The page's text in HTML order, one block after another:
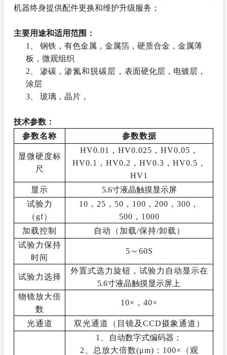
机器终身提供配件更换和维护升级服务；
主要用途和适用范围：
1、 钢铁，有色金属，金属箔，硬质合金，金属薄
板，微观组织
2、 渗碳， 渗氮和脱碳层， 表面硬化层，电镀层，
涂层
3、 玻璃，晶片，
技术参数：
参数名称
参数数据
显微硬度标
尺
HV0.01 ， HV0.025 ， HV0.05 ，
HV0.1
， HV0.2 ， HV0.3 ， HV0.5 ，
HV1
显示
5.6寸液晶触摸显示屏
试验力
（ gf）
10，25，50，100，200，300，
500，1000
加载控制
自动（加载/保持/卸载）
试验力保持
时间
5～60S
试验力选择
外置式选力旋钮，试验力自动显示在
5.6寸液晶触摸显示屏 上
物镜放大倍
数
10×，40×
光通道 双光通道（目镜及 CCD摄象通道）
1、 自动数字式编码器 ；
2、总放大倍数(μm)：100×（观